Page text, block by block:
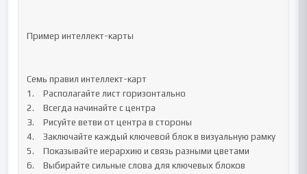
Пример интеллект-карты
Семь правил интеллект-карт
1.	Располагайте лист горизонтально
2.	Всегда начинайте с центра
3.	Рисуйте ветви от центра в стороны
4.	Заключайте каждый ключевой блок в визуальную рамку
5.	Показывайте иерархию и связь разными цветами
6.	Выбирайте сильные слова для ключевых блоков